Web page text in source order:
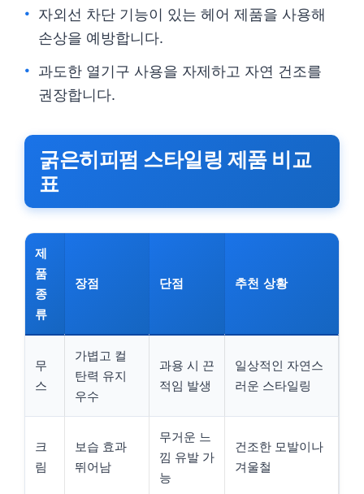
자외선 차단 기능이 있는 헤어 제품을 사용해
손상을 예방합니다.
과도한 열기구 사용을 자제하고 자연 건조를
권장합니다.
굵은히피펌 스타일링 제품 비교
표
제
품
종
류
장점 단점 추천 상황
무
스
가볍고 컬
탄력 유지
우수
과용 시 끈
적임 발생
일상적인 자연스
러운 스타일링
크
림
보습 효과
뛰어남
무거운 느
낌 유발 가
능
건조한 모발이나
겨울철